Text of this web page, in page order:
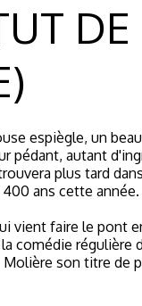
DE
espiègle, un
pédant, autant
plus tard
ans cette année.
vient faire le pont
comédie régulière
son titre de